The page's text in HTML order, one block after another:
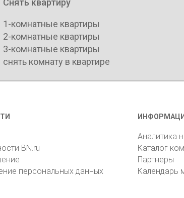
Снять квартиру
1-комнатные квартиры
2-комнатные квартиры
3-комнатные квартиры
снять комнату в квартире
BN.ru
персональных данных
Аналитика
Каталог
Партнеры
Календарь